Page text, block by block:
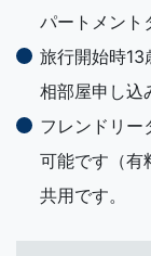
パートメント
旅行開始時
相部屋申し込
フレンドリー
可能です（有
共用です。